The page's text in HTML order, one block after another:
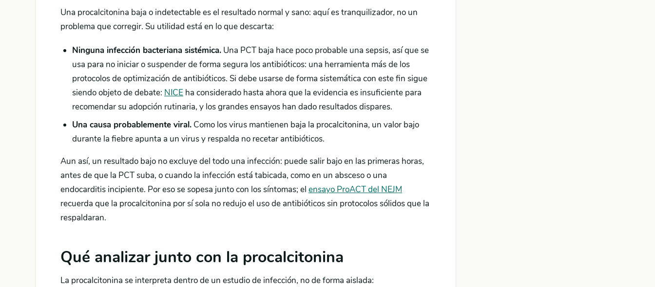
Una procalcitonina baja o indetectable es el resultado normal y sano: aquí es tranquilizador, no un
problema que corregir. Su utilidad está en lo que descarta:
Ninguna infección bacteriana sistémica. Una PCT baja hace poco probable una sepsis, así que se
usa para no iniciar o suspender de forma segura los antibióticos: una herramienta más de los
protocolos de optimización de antibióticos. Si debe usarse de forma sistemática con este fin sigue
siendo objeto de debate: NICE ha considerado hasta ahora que la evidencia es insuficiente para
recomendar su adopción rutinaria, y los grandes ensayos han dado resultados dispares.
Una causa probablemente viral. Como los virus mantienen baja la procalcitonina, un valor bajo
durante la fiebre apunta a un virus y respalda no recetar antibióticos.
Aun así, un resultado bajo no excluye del todo una infección: puede salir bajo en las primeras horas,
antes de que la PCT suba, o cuando la infección está tabicada, como en un absceso o una
endocarditis incipiente. Por eso se sopesa junto con los síntomas; el ensayo ProACT del NEJM
recuerda que la procalcitonina por sí sola no redujo el uso de antibióticos sin protocolos sólidos que la
respaldaran.
Qué analizar junto con la procalcitonina
La procalcitonina se interpreta dentro de un estudio de infección, no de forma aislada: